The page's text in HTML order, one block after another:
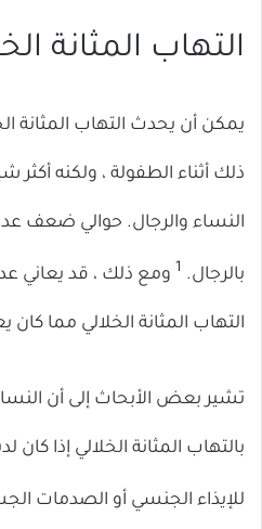
التهاب المثانة
يمكن أن يحدث التهاب المثانة
ذلك أثناء الطفولة ، ولكنه أكثر
النساء والرجال. حوالي ضعف
بالرجال. 1 ومع ذلك ، قد يعاني
التهاب المثانة الخلالي مما
تشير بعض الأبحاث إلى أن
بالتهاب المثانة الخلالي إذا
للإيذاء الجنسي أو الصدمات